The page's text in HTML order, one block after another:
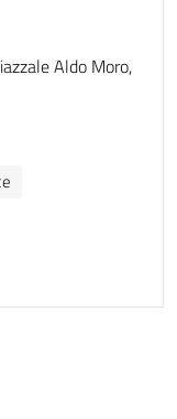
Aldo Moro,